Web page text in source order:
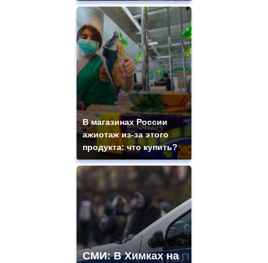
В магазинах России
ажиотаж из-за этого
продукта: что купить?
СМИ: В Химках на